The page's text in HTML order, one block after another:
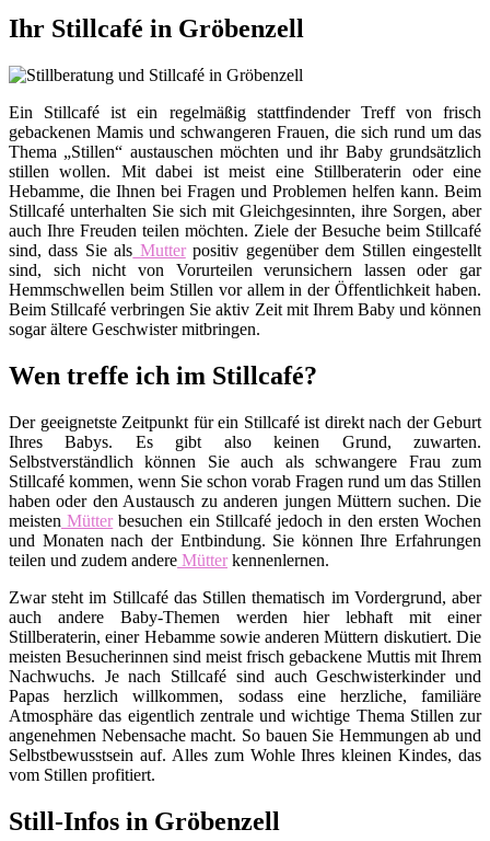
Ihr Stillcafé in Gröbenzell
Ein Stillcafé ist ein regelmäßig stattfindender Treff von frisch
gebackenen Mamis und schwangeren Frauen, die sich rund um das
Thema „Stillen“ austauschen möchten und ihr Baby grundsätzlich
stillen wollen. Mit dabei ist meist eine Stillberaterin oder eine
Hebamme, die Ihnen bei Fragen und Problemen helfen kann. Beim
Stillcafé unterhalten Sie sich mit Gleichgesinnten, ihre Sorgen, aber
auch Ihre Freuden teilen möchten. Ziele der Besuche beim Stillcafé
sind, dass Sie als Mutterpositiv gegenüber dem Stillen eingestellt
sind, sich nicht von Vorurteilen verunsichern lassen oder gar
Hemmschwellen beim Stillen vor allem in der Öffentlichkeit haben.
Beim Stillcafé verbringen Sie aktiv Zeit mit Ihrem Baby und können
sogar ältere Geschwister mitbringen.
Wen treffe ich im Stillcafé?
Der geeignetste Zeitpunkt für ein Stillcafé ist direkt nach der Geburt
Ihres Babys. Es gibt also keinen Grund, zuwarten.
Selbstverständlich können Sie auch als schwangere Frau zum
Stillcafé kommen, wenn Sie schon vorab Fragen rund um das Stillen
haben oder den Austausch zu anderen jungen Müttern suchen. Die
meisten Mütterbesuchen ein Stillcafé jedoch in den ersten Wochen
und Monaten nach der Entbindung. Sie können Ihre Erfahrungen
teilen und zudem andere Mütterkennenlernen.
Zwar steht im Stillcafé das Stillen thematisch im Vordergrund, aber
auch andere Baby-Themen werden hier lebhaft mit einer
Stillberaterin, einer Hebamme sowie anderen Müttern diskutiert. Die
meisten Besucherinnen sind meist frisch gebackene Muttis mit Ihrem
Nachwuchs. Je nach Stillcafé sind auch Geschwisterkinder und
Papas herzlich willkommen, sodass eine herzliche, familiäre
Atmosphäre das eigentlich zentrale und wichtige Thema Stillen zur
angenehmen Nebensache macht. So bauen Sie Hemmungen ab und
Selbstbewusstsein auf. Alles zum Wohle Ihres kleinen Kindes, das
vom Stillen profitiert.
Still-Infos in Gröbenzell